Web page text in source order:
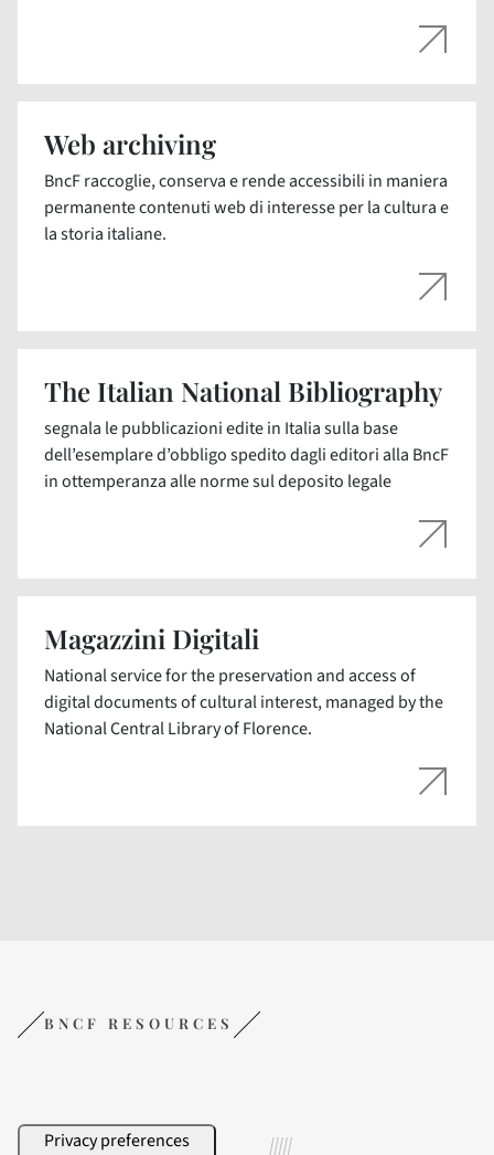
Web archiving
BncF raccoglie, conserva e rende accessibili in maniera
permanente contenuti web di interesse per la cultura e
la storia italiane.
The Italian National Bibliography
segnala le pubblicazioni edite in Italia sulla base
dell’esemplare d’obbligo spedito dagli editori alla BncF
in ottemperanza alle norme sul deposito legale
Magazzini Digitali
National service for the preservation and access of
digital documents of cultural interest, managed by the
National Central Library of Florence.
BNCF RESOURCES